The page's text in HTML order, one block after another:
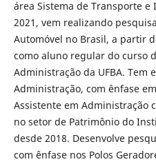
área Sistema de Transporte e
2021, vem realizando
Automóvel no Brasil, a partir
como aluno regular do curso
Administração da UFBA. Tem
Administração, com ênfase
Assistente em Administração
no setor de Patrimônio do
desde 2018. Desenvolve
com ênfase nos Polos